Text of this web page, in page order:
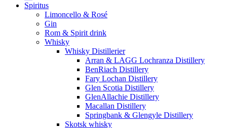
Spiritus
Limoncello & Rosé
Gin
Rom & Spirit drink
Whisky
Whisky Distillerier
Arran & LAGG Lochranza Distillery
BenRiach Distillery
Fary Lochan Distillery
Glen Scotia Distillery
GlenAllachie Distillery
Macallan Distillery
Springbank & Glengyle Distillery
Skotsk whisky